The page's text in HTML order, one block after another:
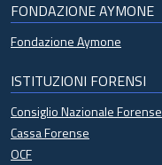
FONDAZIONE AYMONE
Fondazione Aymone
ISTITUZIONI FORENSI
Consiglio Nazionale Forense
Cassa Forense
OCF